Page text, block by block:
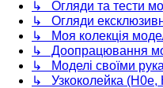
↳ Огляди та тести
↳ Огляди
↳ Моя колекція
↳ Доопрацювання
↳ Моделі своїми
↳ Узкоколейка (H0e,